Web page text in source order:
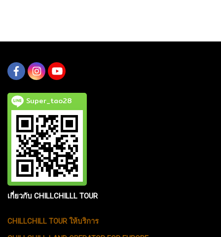
Super_tao28
เกี่ยวกับ CHILLCHILLL TOUR
CHILLCHILL TOUR ให้บริการ